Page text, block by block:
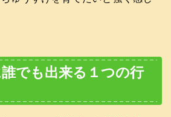
でも出来る１つの行